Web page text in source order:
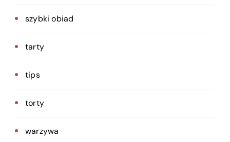
szybki obiad
tarty
tips
torty
warzywa